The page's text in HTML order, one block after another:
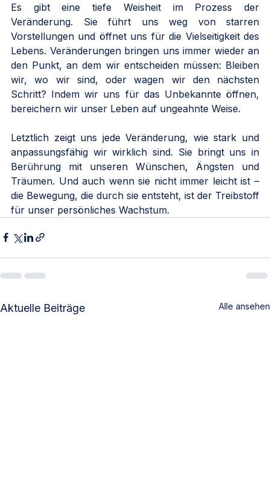
Es gibt eine tiefe Weisheit im Prozess der
Veränderung. Sie führt uns weg von starren
Vorstellungen und öffnet uns für die Vielseitigkeit des
Lebens. Veränderungen bringen uns immer wieder an
den Punkt, an dem wir entscheiden müssen: Bleiben
wir, wo wir sind, oder wagen wir den nächsten
Schritt? Indem wir uns für das Unbekannte öffnen,
bereichern wir unser Leben auf ungeahnte Weise.
Letztlich zeigt uns jede Veränderung, wie stark und
anpassungsfähig wir wirklich sind. Sie bringt uns in
Berührung mit unseren Wünschen, Ängsten und
Träumen. Und auch wenn sie nicht immer leicht ist –
die Bewegung, die durch sie entsteht, ist der Treibstoff
für unser persönliches Wachstum.
Aktuelle Beiträge Alle ansehen